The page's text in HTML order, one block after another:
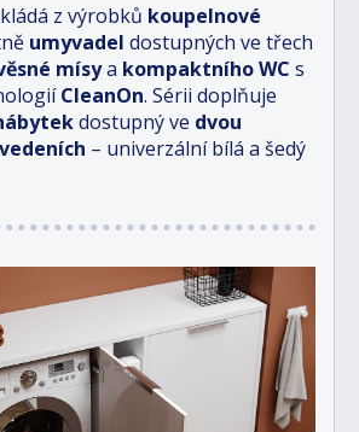
z výrobků koupelnové
umyvadel dostupných ve třech
mísya kompaktního WC s
CleanOn. Sérii doplňuje
dostupný ve dvou
– univerzální bílá a šedý